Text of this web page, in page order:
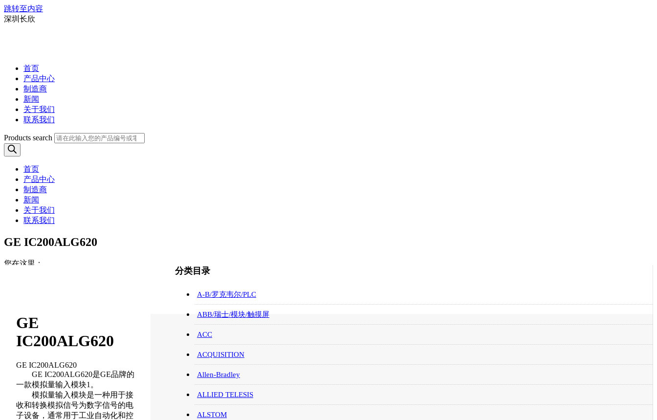
跳转至内容
深圳长欣
首页
产品中心
制造商
新闻
关于我们
联系我们
Products search
首页
产品中心
制造商
新闻
关于我们
联系我们
GE IC200ALG620
您在这里：
GE
IC200ALG620
GE IC200ALG620
GE IC200ALG620是GE品牌的
一款模拟量输入模块1。
模拟量输入模块是一种用于接
收和转换模拟信号为数字信号的电
子设备，通常用于工业自动化和控
分类目录
A-B/罗克韦尔/PLC
ABB/瑞士/模块/触摸屏
ACC
ACQUISITION
Allen-Bradley
ALLIED TELESIS
ALSTOM